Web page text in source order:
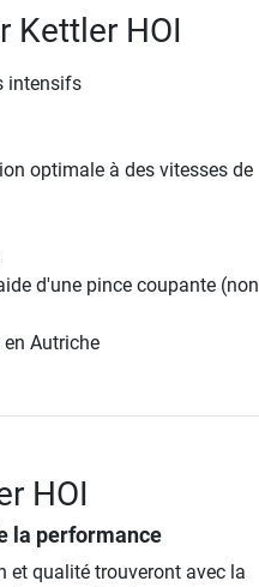
Kettler HOI
intensifs
optimale à des vitesses de
d'une pince coupante (non
Autriche
HOI
la performance
et qualité trouveront avec la